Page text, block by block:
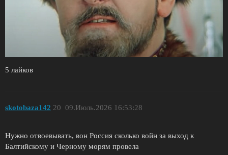
5 лайков
skotobaza142 09.Июль.2026 16:53:28
20
Нужно отвоевывать, вон Россия сколько войн за выход к
Балтийскому и Черному морям провела